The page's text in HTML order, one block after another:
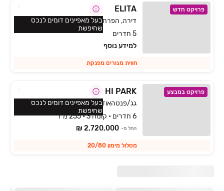
פרויקט חדש ELITA
דירה, הפרחים, כפר ורדים
5 חדרים
למידע נוסף
חווית מגורים מפנקת
בעל מאפיינים דומים לנכס
שחיפשת
פרויקט במבצע HI PARK
גג/פנטהאוז, פנחס ספיר, מגדל העמק
6 חדרים • קומה 3 • 255 מ״ר
החל מ- 2,720,000 ₪
מסלול מימון 20/80
בעל מאפיינים דומים לנכס
שחיפשת